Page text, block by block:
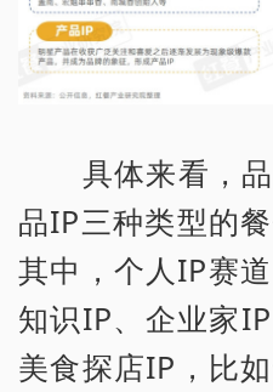
具体来看，品
品IP三种类型的
其中，个人IP赛
知识IP、企业家
美食探店IP，比